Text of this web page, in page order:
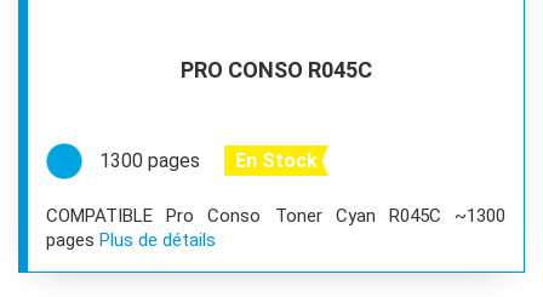
PRO CONSO R045C
1300 pages En Stock
COMPATIBLE Pro Conso Toner Cyan R045C ~1300
pages Plus de détails